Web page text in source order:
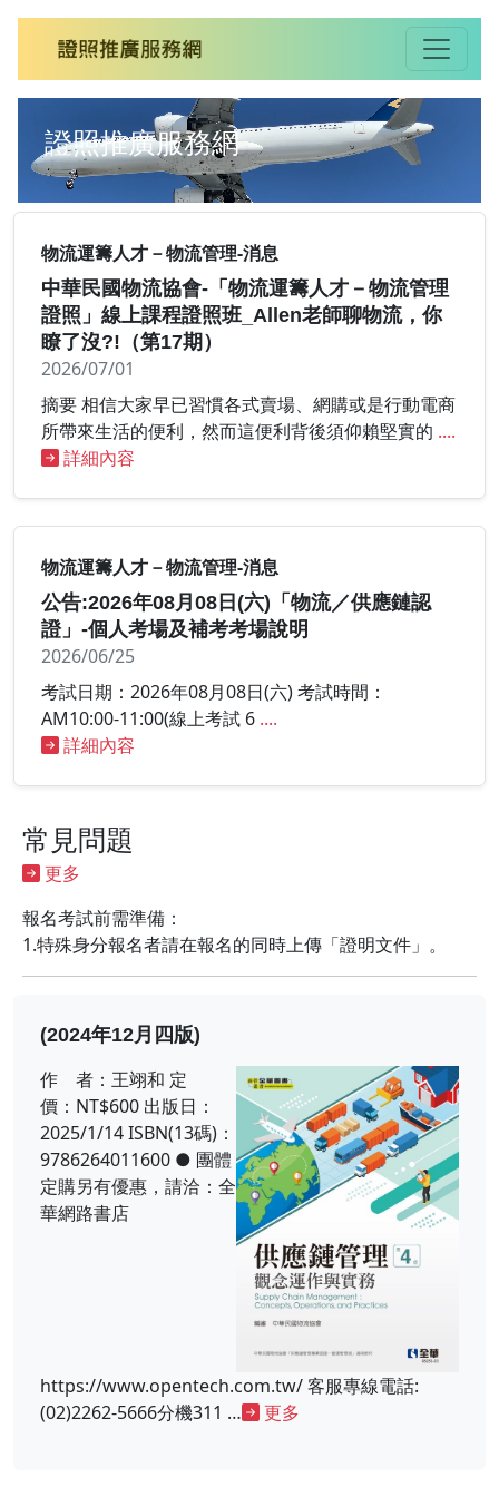
證照推廣服務網
物流運籌人才－物流管理-消息
中華民國物流協會-「物流運籌人才－物流管理
證照」線上課程證照班_Allen老師聊物流，你
瞭了沒?!（第17期）
2026/07/01
摘要 相信大家早已習慣各式賣場、網購或是行動電商
所帶來生活的便利，然而這便利背後須仰賴堅實的 ....
詳細內容
物流運籌人才－物流管理-消息
公告:2026年08月08日(六)「物流／供應鏈認
證」-個人考場及補考考場說明
2026/06/25
考試日期：2026年08月08日(六) 考試時間：
AM10:00-11:00(線上考試 6 ....
詳細內容
常見問題
更多
報名考試前需準備：
1.特殊身分報名者請在報名的同時上傳「證明文件」。
(2024年12月四版)
作 者：王翊和 定
價：NT$600 出版日：
2025/1/14 ISBN(13碼)：
9786264011600 ● 團體
定購另有優惠，請洽：全
華網路書店
https://www.opentech.com.tw/ 客服專線電話:
(02)2262-5666分機311 …
更多